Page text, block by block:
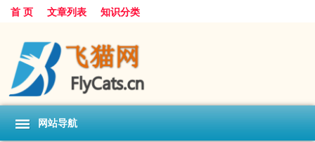
首 页 文章列表 知识分类
网站导航